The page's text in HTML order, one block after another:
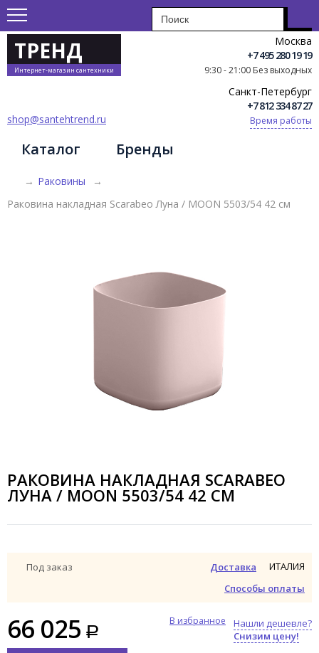
ТРЕНД
Интернет-магазин сантехники
Москва
+7 495 280 19 19
9:30 - 21:00 Без выходных
Санкт-Петербург
+7 812 334 87 27
Время работы
shop@santehtrend.ru
Каталог Бренды
→ Раковины
→
Раковина накладная Scarabeo Луна / MOON 5503/54 42 см
РАКОВИНА НАКЛАДНАЯ SCARABEO
ЛУНА / MOON 5503/54 42 СМ
Под заказ
Доставка
Способы оплаты
ИТАЛИЯ
66 025
Нашли дешевле?
Снизим цену!
В избранное